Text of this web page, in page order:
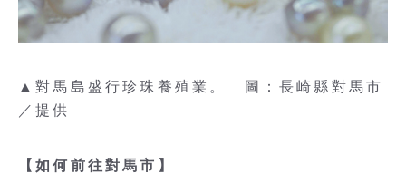
▲對馬島盛行珍珠養殖業。 圖：長崎縣對馬市
／提供
【如何前往對馬市】